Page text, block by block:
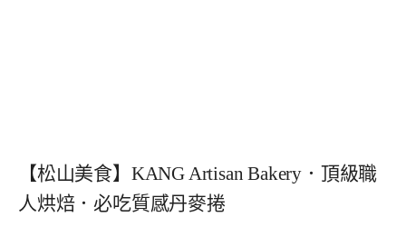
【松山美食】KANG Artisan Bakery．頂級職
人烘焙．必吃質感丹麥捲